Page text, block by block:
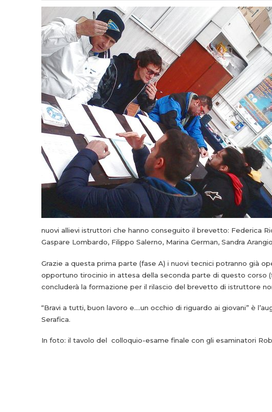
nuovi allievi istruttori che hanno conseguito il brevetto: Federica
Gaspare Lombardo, Filippo Salerno, Marina German, Sandra
Grazie a questa prima parte (fase A) i nuovi tecnici potranno già
opportuno tirocinio in attesa della seconda parte di questo corso
concluderà la formazione per il rilascio del brevetto di istruttore
“Bravi a tutti, buon lavoro e….un occhio di riguardo ai giovani” è
Serafica.
In foto: il tavolo del colloquio-esame finale con gli esaminatori